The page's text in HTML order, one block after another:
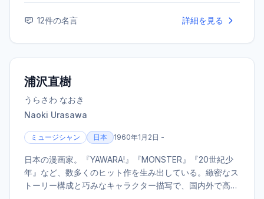
12件の名言 詳細を見る
浦沢直樹
うらさわ なおき
Naoki Urasawa
ミュージシャン 日本 1960年1月2日 -
日本の漫画家。『YAWARA!』『MONSTER』『20世紀少
年』など、数多くのヒット作を生み出している。緻密なス
トーリー構成と巧みなキャラクター描写で、国内外で高い